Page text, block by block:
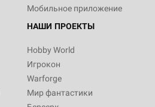
Мобильное приложение
НАШИ ПРОЕКТЫ
Hobby World
Игрокон
Warforge
Мир фантастики